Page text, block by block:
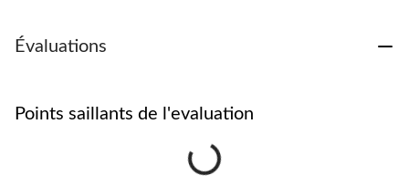
Évaluations
Points saillants de l'evaluation